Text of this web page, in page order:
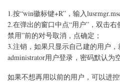
1.按“win徽标键+R”，输入
2.在弹出的窗口中点“用户”，双击右
禁用”前的对号取消，点确定；
3.注销，如果只显示自己建的用户，
administrator用户登录，密码默认为空
如果不想再用以前的用户，可以进